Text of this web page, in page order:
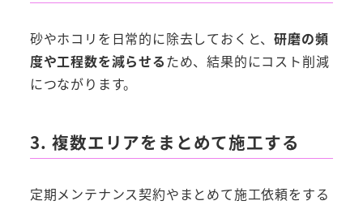
砂やホコリを日常的に除去しておくと、研磨の頻
度や工程数を減らせるため、結果的にコスト削減
につながります。
3. 複数エリアをまとめて施工する
定期メンテナンス契約やまとめて施工依頼をする